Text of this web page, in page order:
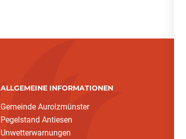
ALLGEMEINE INFORMATIONEN
Gemeinde Aurolzmünster
Pegelstand Antiesen
Unwetterwarnungen